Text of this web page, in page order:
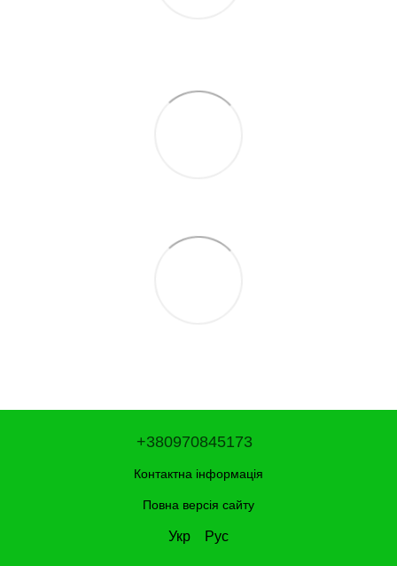
+380970845173
Контактна інформація
Повна версія сайту
Укр Рус